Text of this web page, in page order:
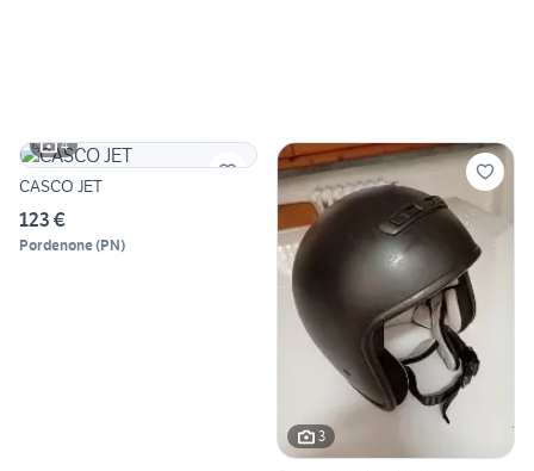
4
CASCO JET
123 €
Pordenone(PN)
3